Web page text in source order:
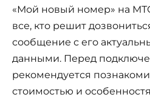
«Мой новый номер» на
все, кто решит
сообщение с его
данными. Перед
рекомендуется
стоимостью и